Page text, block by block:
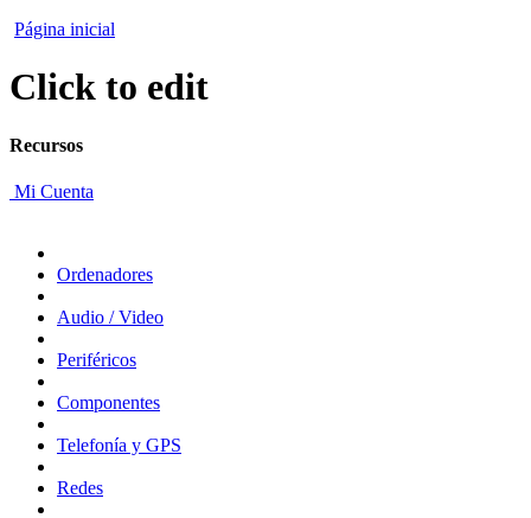
Página inicial
Click to edit
Recursos
Mi Cuenta
Ordenadores
Audio / Video
Periféricos
Componentes
Telefonía y GPS
Redes